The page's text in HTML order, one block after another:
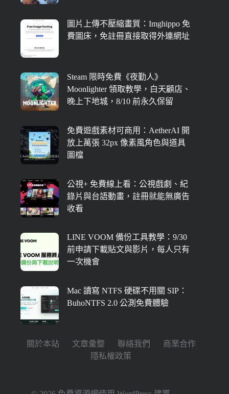
圖片上傳不壓縮畫質：Imghippo 免
費圖床，免註冊直接取得外連網址
Steam 限時免費《夜勤人》
Moonlighter 領取教學，白天顧店、
晚上下地城，8/10 前永久保留
免費遊戲素材可商用：AetherAI 開
放上萬張 32px 像素風角色與道具
圖檔
公視+ 免費線上看：公視戲劇、紀
錄片與台語動畫，註冊就能無廣告
收看
LINE VOOM 備份工具教學：9/30
前申請下載貼文與影片，每人只有
一次機會
Mac 讀寫 NTFS 硬碟不用關 SIP：
BuhoNTFS 2.0 公測免費體驗
關於本站 文章彙整 聯絡我們
商業合作
隱私權政策